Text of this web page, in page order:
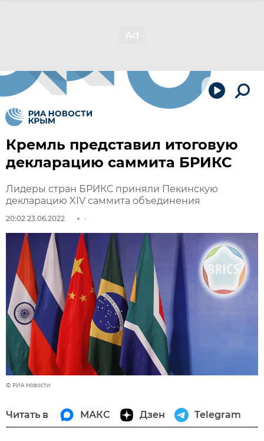
Кремль представил итоговую
декларацию саммита БРИКС
Лидеры стран БРИКС приняли Пекинскую
декларацию XIV саммита объединения
20:02 23.06.2022
© РИА Новости
Читать в МАКС Дзен Telegram